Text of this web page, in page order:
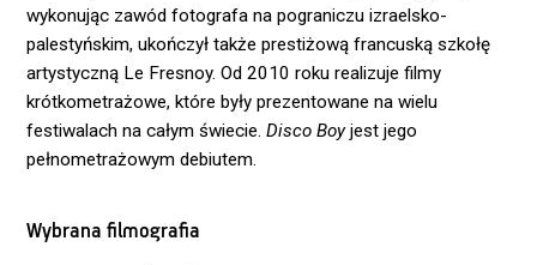
wykonując zawód fotografa na pograniczu izraelsko-
palestyńskim, ukończył także prestiżową francuską szkołę
artystyczną Le Fresnoy. Od 2010 roku realizuje filmy
krótkometrażowe, które były prezentowane na wielu
festiwalach na całym świecie.Disco Boyjest jego
pełnometrażowym debiutem.
Wybrana filmografia